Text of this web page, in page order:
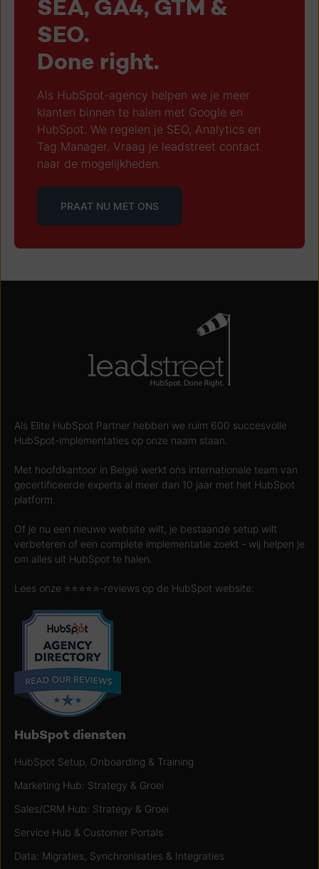
SEA, GA4, GTM &
SEO.
Done right.
Als HubSpot-agency helpen we je meer
klanten binnen te halen met Google en
HubSpot. We regelen je SEO, Analytics en
Tag Manager. Vraag je leadstreet contact
naar de mogelijkheden.
PRAAT NU MET ONS
Als Elite HubSpot Partner hebben we ruim 600 succesvolle
HubSpot-implementaties op onze naam staan.
Met hoofdkantoor in België werkt ons internationale team van
gecertificeerde experts al meer dan 10 jaar met het HubSpot
platform.
Of je nu een nieuwe website wilt, je bestaande setup wilt
verbeteren of een complete implementatie zoekt - wij helpen je
om alles uit HubSpot te halen.
Lees onze ⭐️⭐️⭐️⭐️⭐️-reviews op de HubSpot website:
HubSpot diensten
HubSpot Setup, Onboarding & Training
Marketing Hub: Strategy & Groei
Sales/CRM Hub: Strategy & Groei
Service Hub & Customer Portals
Data: Migraties, Synchronisaties & Integraties